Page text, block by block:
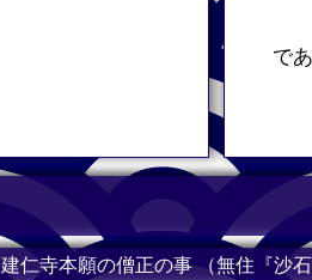
で
建仁寺本願の僧正の事 （無住『沙